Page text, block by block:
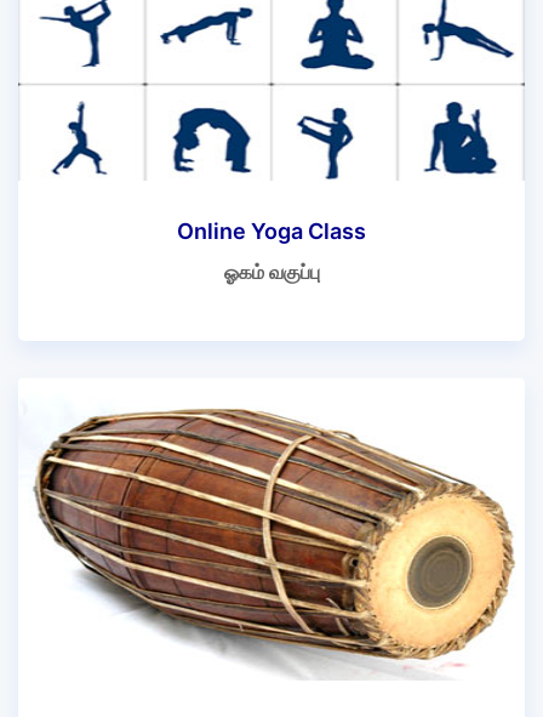
Online Yoga Class
ஓகம் வகுப்பு